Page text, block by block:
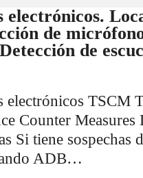
electrónicos.
de
de
TSCM
Counter Measures
Si tiene sospechas
ADB…